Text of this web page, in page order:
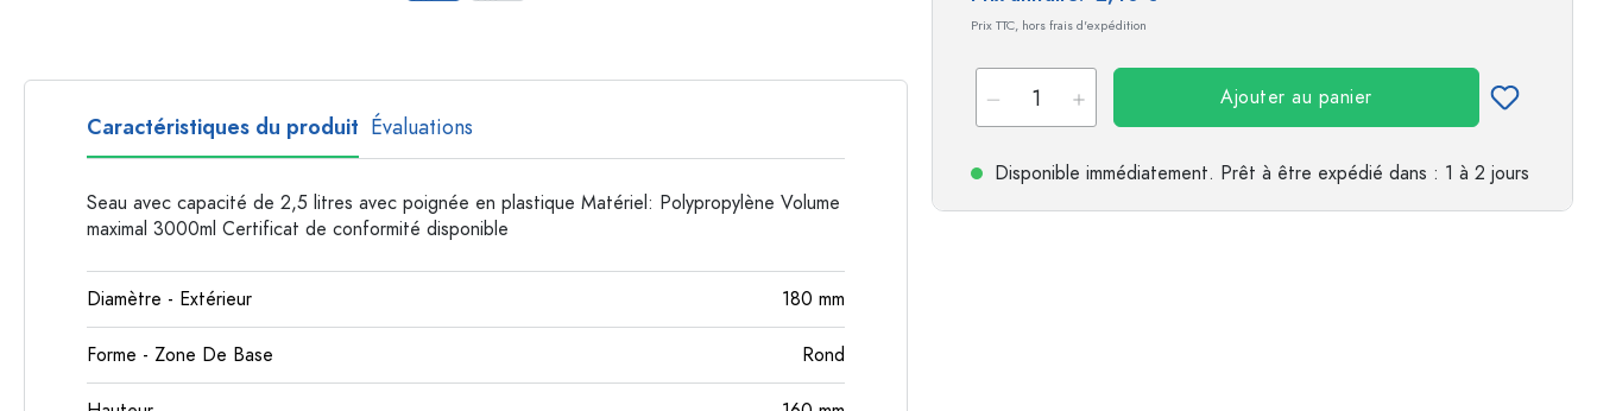
Prix TTC, hors frais d'expédition
Ajouter au panier
Disponible immédiatement. Prêt à être expédié dans : 1 à 2 jours
Caractéristiques du produit Évaluations
Seau avec capacité de 2,5 litres avec poignée en plastique Matériel: Polypropylène Volume
maximal 3000ml Certificat de conformité disponible
Diamètre - Extérieur 180 mm
Forme - Zone De Base Rond